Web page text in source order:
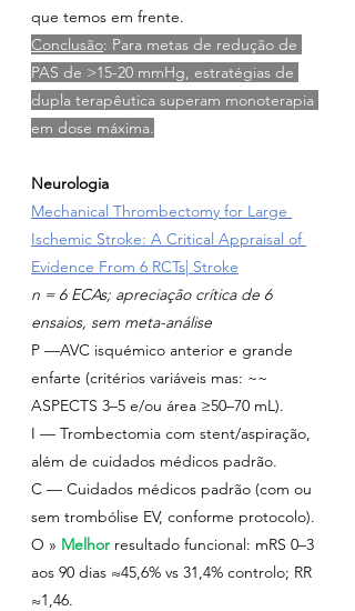
que temos em frente.
Conclusão: Para metas de redução de
PAS de >15-20 mmHg, estratégias de
dupla terapêutica superam monoterapia
em dose máxima.
Neurologia
Mechanical Thrombectomy for Large
Ischemic Stroke: A Critical Appraisal of
Evidence From 6 RCTs| Stroke
n = 6 ECAs; apreciação crítica de 6
ensaios, sem meta-análise
P —AVC isquémico anterior e grande
enfarte (critérios variáveis mas: ~~
ASPECTS 3–5 e/ou área ≥50–70 mL).
I — Trombectomia com stent/aspiração,
além de cuidados médicos padrão.
C — Cuidados médicos padrão (com ou
sem trombólise EV, conforme protocolo).
O » Melhor resultado funcional: mRS 0–3
aos 90 dias ≈45,6% vs 31,4% controlo; RR
≈1,46.